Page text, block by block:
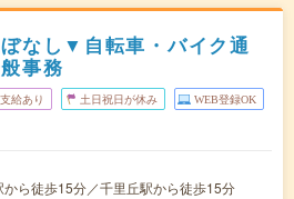
なし▼自転車・バイク通
事務
給あり 土日祝日が休み WEB登録OK
ら徒歩15分／千里丘駅から徒歩15分